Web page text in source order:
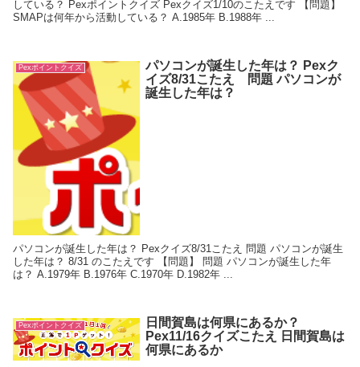
している？ Pexポイントクイズ Pexクイズ1/10のこたえです 【問題】
SMAPは何年から活動している？ A.1985年 B.1988年 ...
Pexポイントクイズ
パソコンが誕生した年は？ Pexク
イズ8/31こたえ 問題 パソコンが
誕生した年は？
パソコンが誕生した年は？ Pexクイズ8/31こたえ 問題 パソコンが誕生
した年は？ 8/31 のこたえです 【問題】 問題 パソコンが誕生した年
は？ A.1979年 B.1976年 C.1970年 D.1982年 ...
Pexポイントクイズ
日間賀島は何県にあるか？
Pex11/16クイズこたえ 日間賀島は
何県にあるか